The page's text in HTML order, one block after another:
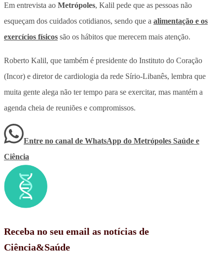
Em entrevista ao Metrópoles, Kalil pede que as pessoas não
esqueçam dos cuidados cotidianos, sendo que a alimentação e os
exercícios físicos são os hábitos que merecem mais atenção.
Roberto Kalil, que também é presidente do Instituto do Coração
(Incor) e diretor de cardiologia da rede Sírio-Libanês, lembra que
muita gente alega não ter tempo para se exercitar, mas mantém a
agenda cheia de reuniões e compromissos.
Entre no canal de WhatsApp do Metrópoles Saúde e
Ciência
Receba no seu email as notícias de
Ciência&Saúde